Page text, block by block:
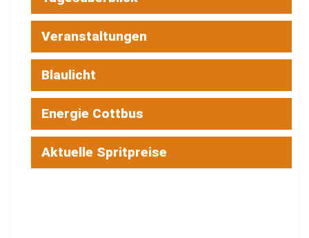
Veranstaltungen
Blaulicht
Energie Cottbus
Aktuelle Spritpreise